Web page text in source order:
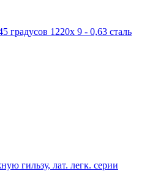
градусов 1220х 9 - 0,63 сталь
гильзу, лат. легк. серии